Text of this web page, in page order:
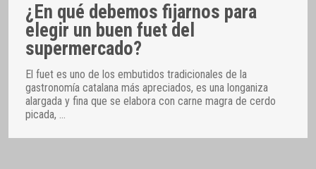
¿En qué debemos fijarnos para
elegir un buen fuet del
supermercado?
El fuet es uno de los embutidos tradicionales de la
gastronomía catalana más apreciados, es una longaniza
alargada y fina que se elabora con carne magra de cerdo
picada, …